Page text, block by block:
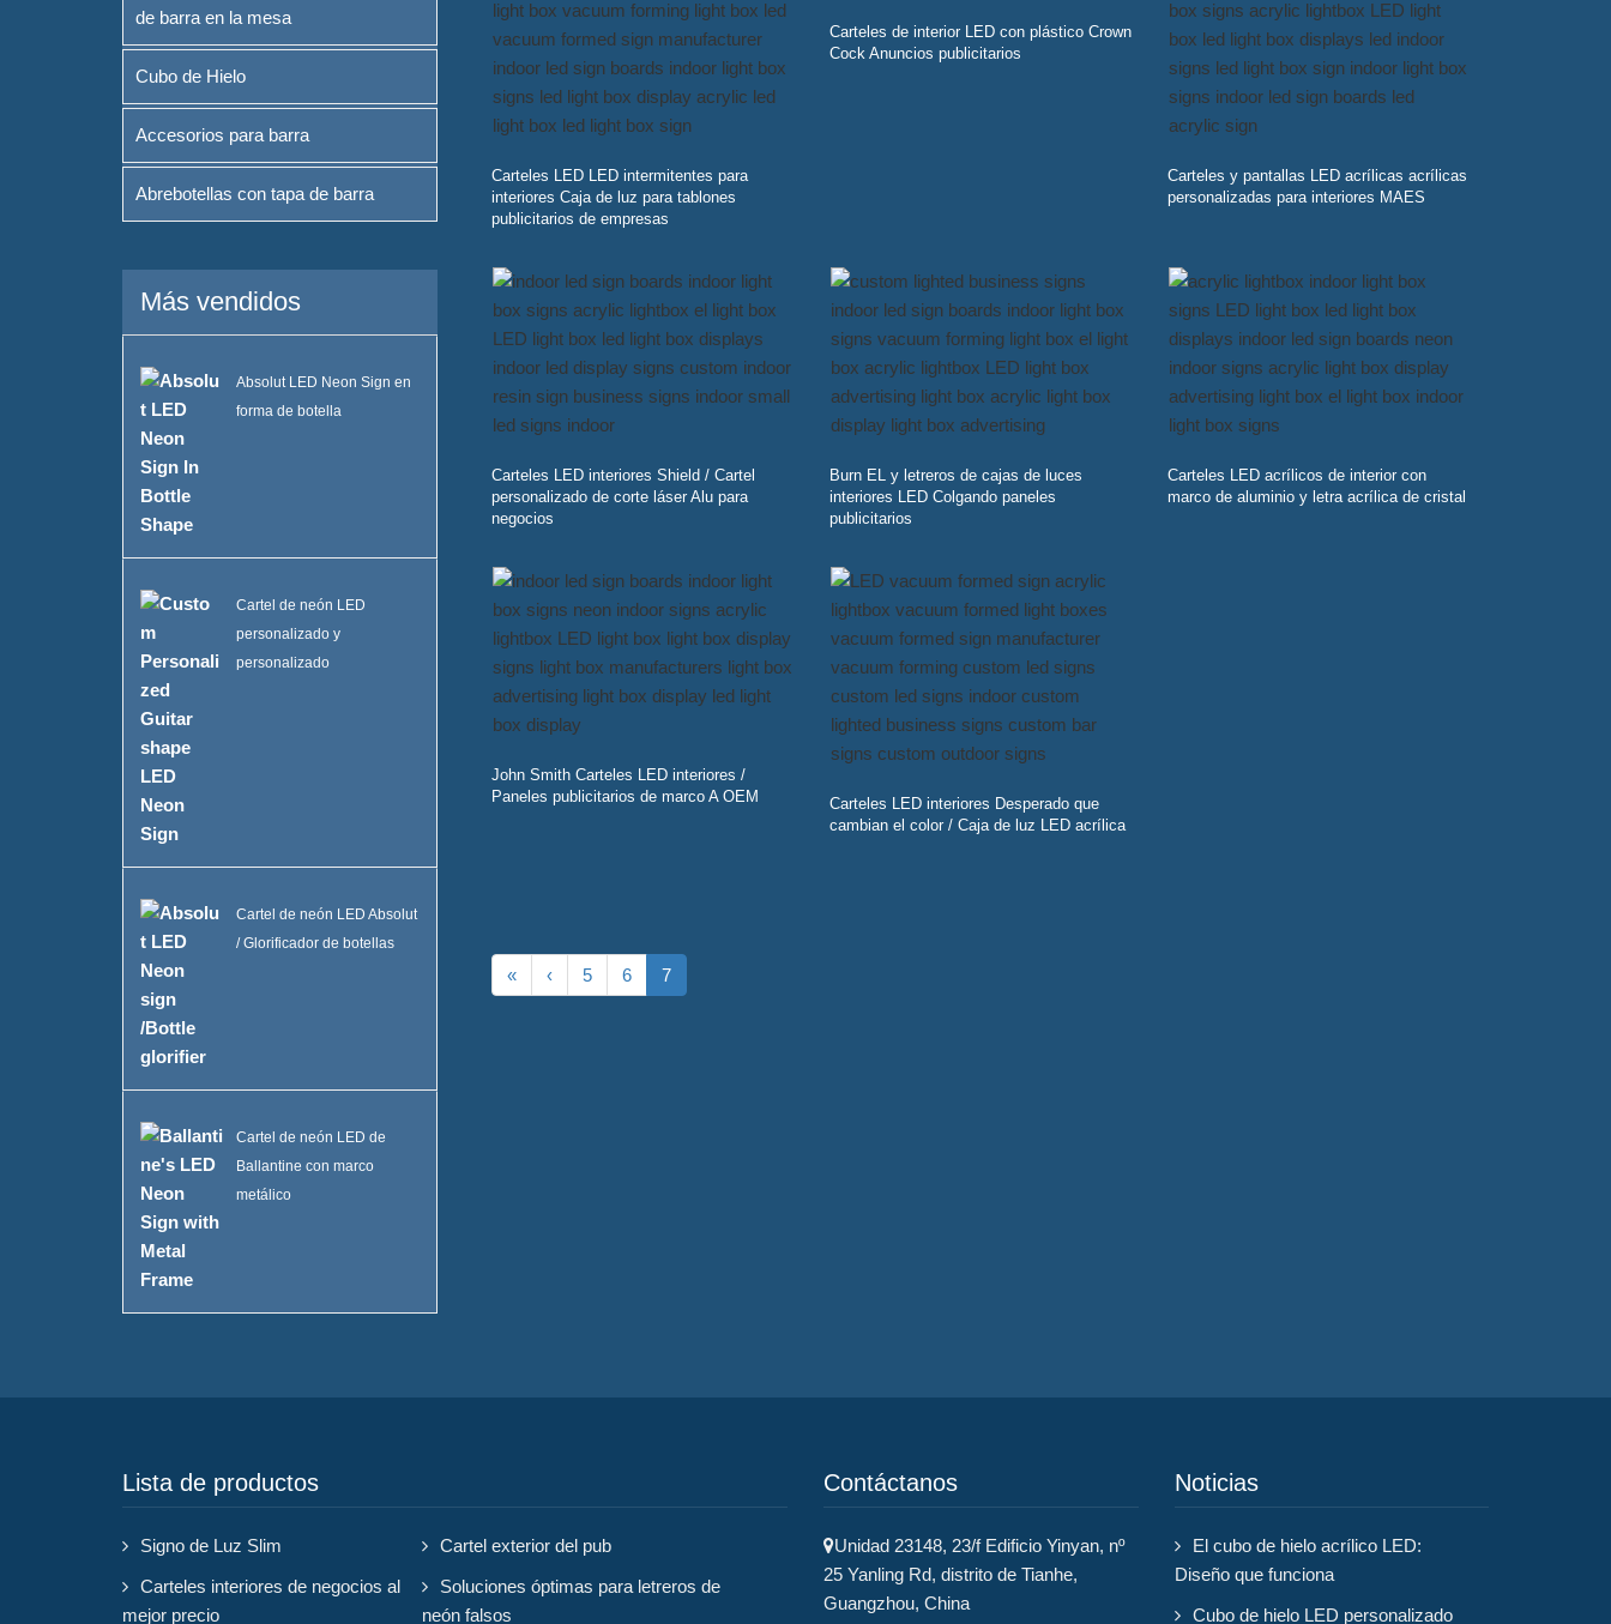
de barra en la mesa
Cubo de Hielo
Accesorios para barra
Abrebotellas con tapa de barra
Más vendidos
Absolut LED Neon Sign en
forma de botella
Cartel de neón LED
personalizado y
personalizado
Cartel de neón LED Absolut
/ Glorificador de botellas
Cartel de neón LED de
Ballantine con marco
metálico
Carteles LED LED intermitentes para
interiores Caja de luz para tablones
publicitarios de empresas
Carteles de interior LED con plástico Crown
Cock Anuncios publicitarios
Carteles y pantallas LED acrílicas acrílicas
personalizadas para interiores MAES
Carteles LED interiores Shield / Cartel
personalizado de corte láser Alu para
negocios
Burn EL y letreros de cajas de luces
interiores LED Colgando paneles
publicitarios
Carteles LED acrílicos de interior con
marco de aluminio y letra acrílica de cristal
John Smith Carteles LED interiores /
Paneles publicitarios de marco A OEM
Carteles LED interiores Desperado que
cambian el color / Caja de luz LED acrílica
« ‹ 5 6 7
Lista de productos
Signo de Luz Slim
Cartel exterior del pub
Carteles interiores de negocios al
mejor precio
Soluciones óptimas para letreros de
neón falsos
Contáctanos
Unidad 23148, 23/f Edificio Yinyan, nº
25 Yanling Rd, distrito de Tianhe,
Guangzhou, China
Noticias
El cubo de hielo acrílico LED:
Diseño que funciona
Cubo de hielo LED personalizado